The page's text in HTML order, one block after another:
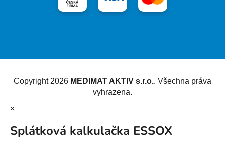
Copyright 2026 MEDIMAT AKTIV s.r.o.. Všechna práva
vyhrazena.
×
Splátková kalkulačka ESSOX